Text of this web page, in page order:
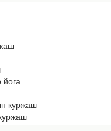
йога
куржаш